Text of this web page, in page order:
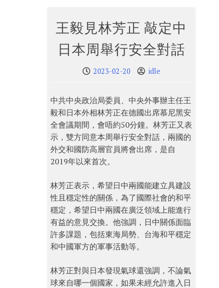
王毅見林芳正 敲定中
日本周舉行安全對話
2023-02-20 idle
中共中央政治局委員、中央外事辦主任王
毅和日本外相林芳正在德國出席慕尼黑安
全會議期間，會唔約50分鐘。林芳正又表
示，雙方同意本周舉行安全對話，兩國的
外交和國防高層官員將會出席，是自
2019年以來首次。
林芳正表示，希望日中兩國能建立具建設
性且穩定性的關係，為了國際社會的和平
穩定，希望日中兩國在廣泛領域上能進行
有益的意見交換。他強調，日中關係面臨
許多課題，包括東海局勢、台海和平穩定
和中國軍方的軍事活動等。
林芳正對與日本發現氣球還強調，不論氣
球來自哪一個國家，如果未經允許進入日